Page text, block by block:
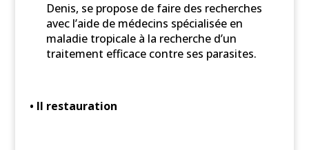
Denis, se propose de faire des recherches
avec l’aide de médecins spécialisée en
maladie tropicale à la recherche d’un
traitement efficace contre ses parasites.
• II restauration